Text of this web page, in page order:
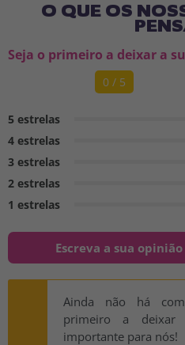
O QUE OS
Seja o primeiro a deixar a
0 / 5
5 estrelas
4 estrelas
3 estrelas
2 estrelas
1 estrelas
Escreva a sua
Ainda não há
primeiro a
importante para nós!